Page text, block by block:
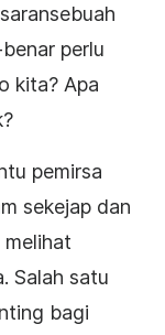
sebuah
perlu
kita? Apa
pemirsa
sekejap dan
melihat
Salah satu
bagi